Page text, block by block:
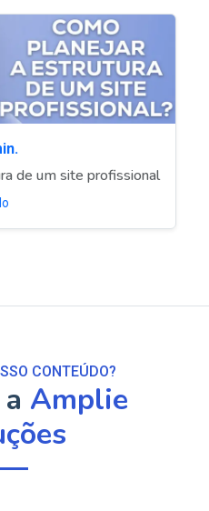
de um site profissional
CONTEÚDO?
Amplie